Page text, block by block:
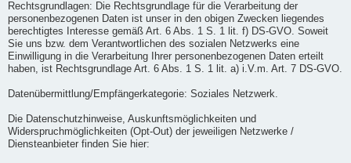
Rechtsgrundlagen: Die Rechtsgrundlage für die Verarbeitung der
personenbezogenen Daten ist unser in den obigen Zwecken liegendes
berechtigtes Interesse gemäß Art. 6 Abs. 1 S. 1 lit. f) DS-GVO. Soweit
Sie uns bzw. dem Verantwortlichen des sozialen Netzwerks eine
Einwilligung in die Verarbeitung Ihrer personenbezogenen Daten erteilt
haben, ist Rechtsgrundlage Art. 6 Abs. 1 S. 1 lit. a) i.V.m. Art. 7 DS-GVO.
Datenübermittlung/Empfängerkategorie: Soziales Netzwerk.
Die Datenschutzhinweise, Auskunftsmöglichkeiten und
Widerspruchmöglichkeiten (Opt-Out) der jeweiligen Netzwerke /
Diensteanbieter finden Sie hier: